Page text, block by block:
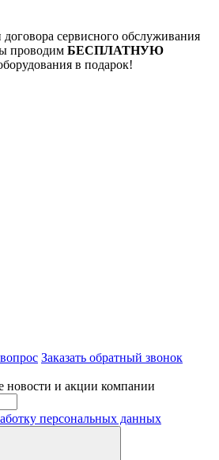
сервисного обслуживания
проводим БЕСПЛАТНУЮ
в подарок!
Заказать обратный звонок
новости и акции компании
персональных данных